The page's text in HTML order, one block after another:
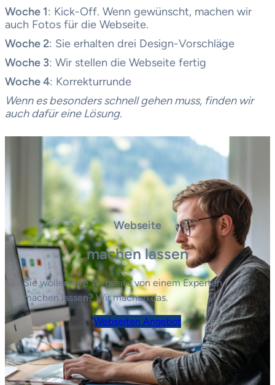
Woche 1: Kick-Off. Wenn gewünscht, machen wir
auch Fotos für die Webseite.
Woche 2: Sie erhalten drei Design-Vorschläge
Woche 3: Wir stellen die Webseite fertig
Woche 4: Korrekturrunde
Wenn es besonders schnell gehen muss, finden wir
auch dafür eine Lösung.
Webseite
machen lassen
Sie wollen Ihre Webseite von einem Experten
machen lassen? Wir machen das.
Webseiten Angebot